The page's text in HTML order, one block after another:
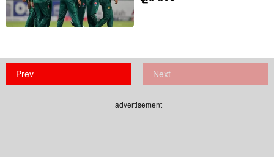
Prev Next
advertisement